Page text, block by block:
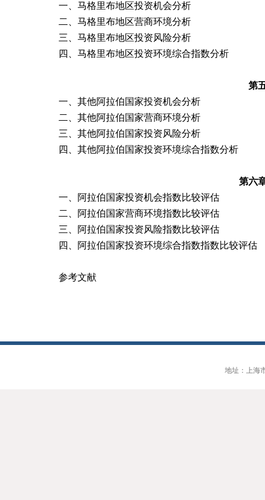
一、 马格里布地区投资机会分析
二、 马格里布地区营商环境分析
三、 马格里布地区投资风险分析
四、 马格里布地区投资环境综合指数分析
第
一、 其他阿拉伯国家投资机会分析
二、 其他阿拉伯国家营商环境分析
三、 其他阿拉伯国家投资风险分析
四、 其他阿拉伯国家投资环境综合指数分析
第六
一、
阿拉伯国家投资机会指数比较评估
二、
阿拉伯国家营商环境指数比较评估
三、
阿拉伯国家投资风险指数比较评估
四、
阿拉伯国家投资环境综合指数指数比较评估
参考文献
地址：上海